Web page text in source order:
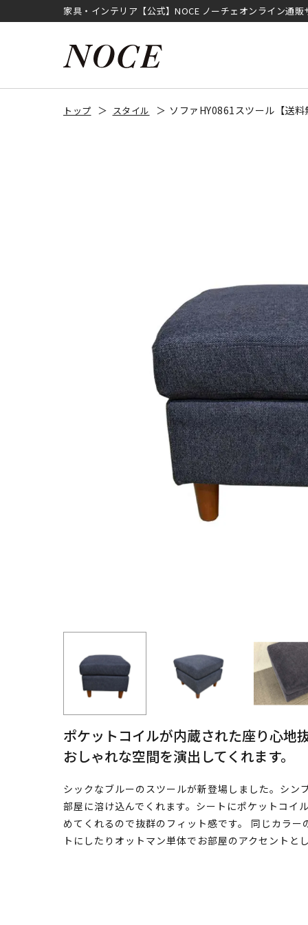
家具・インテリア【公式】NOCE ノーチェオンライン通販
トップ スタイル ソファHY0861スツール【送
ポケットコイルが内蔵された座り心地
おしゃれな空間を演出してくれます。
シックなブルーのスツールが新登場しました。シン
部屋に溶け込んでくれます。シートにポケットコイ
めてくれるので抜群のフィット感です。 同じカラ
トにしたりオットマン単体でお部屋のアクセントと